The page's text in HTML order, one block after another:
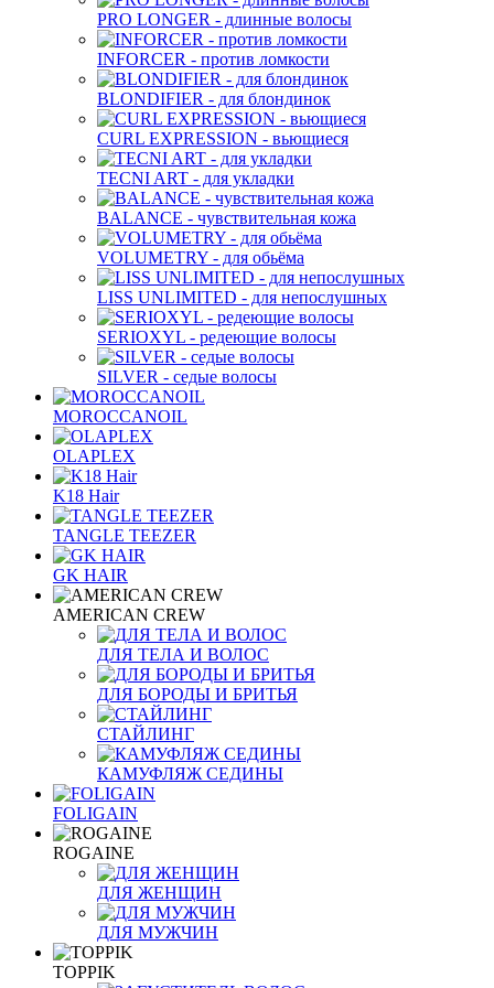
PRO LONGER - длинные волосы
INFORCER - против ломкости
BLONDIFIER - для блондинок
CURL EXPRESSION - вьющиеся
TECNI ART - для укладки
BALANCE - чувствительная кожа
VOLUMETRY - для обьёма
LISS UNLIMITED - для непослушных
SERIOXYL - редеющие волосы
SILVER - седые волосы
MOROCCANOIL
OLAPLEX
K18 Hair
TANGLE TEEZER
GK HAIR
AMERICAN CREW
ДЛЯ ТЕЛА И ВОЛОС
ДЛЯ БОРОДЫ И БРИТЬЯ
СТАЙЛИНГ
КАМУФЛЯЖ СЕДИНЫ
FOLIGAIN
ROGAINE
ДЛЯ ЖЕНЩИН
ДЛЯ МУЖЧИН
TOPPIK